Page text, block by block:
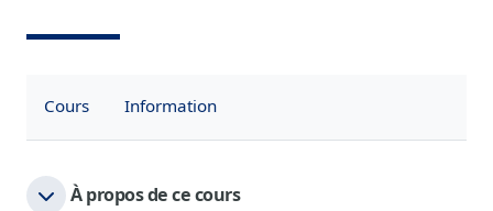
Cours Information
À propos de ce cours